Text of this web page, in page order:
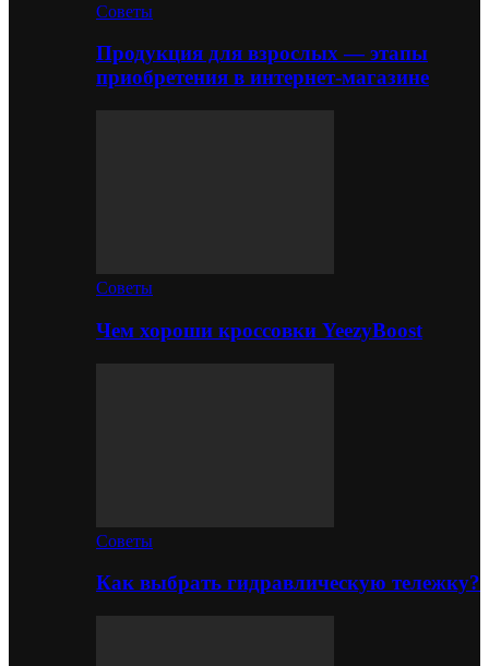
Советы
Продукция для взрослых — этапы
приобретения в интернет-магазине
Советы
Чем хороши кроссовки YeezyBoost
Советы
Как выбрать гидравлическую тележку?